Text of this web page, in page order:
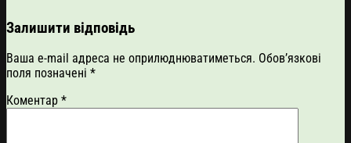
Залишити відповідь
Ваша e-mail адреса не оприлюднюватиметься. Обов’язкові
поля позначені *
Коментар *